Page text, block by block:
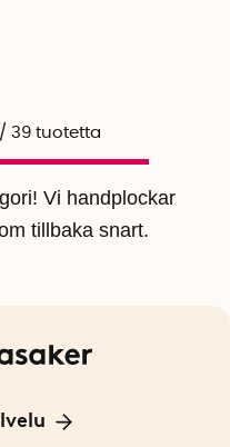
Vi handplockar
tillbaka snart.
/ 39 tuotetta